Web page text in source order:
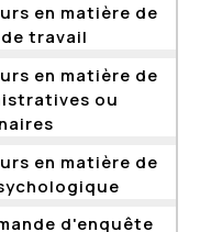
en matière de
travail
en matière de
ou
en matière de
d'enquête
en matière de
probatoire
a déclaré qu’elle
l’appel en